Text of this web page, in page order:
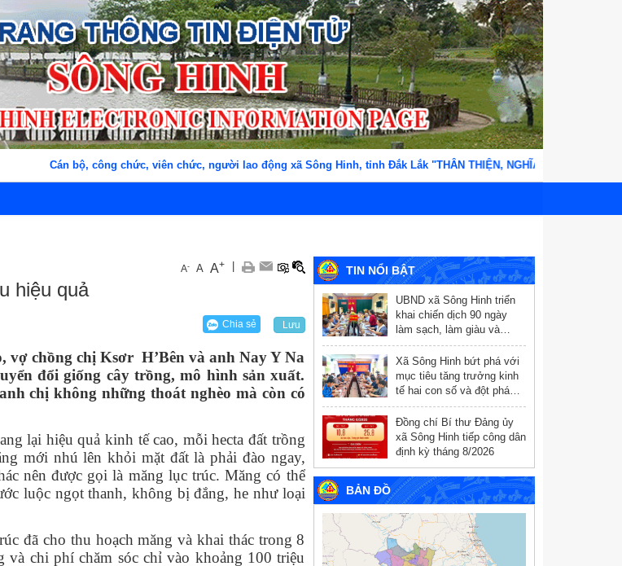
bộ, công chức, viên chức, người lao động xã Sông Hinh, tỉnh Đắk Lắk "THÂN THIỆN, NGHĨA TÌNH, TẬN TỤY, TRÁCH
A- A A+
hiệu quả
Chia sẻ Lưu
vợ chồng chị Ksơr H’Bên và anh Nay Y Na
đổi giống cây trồng, mô hình sản xuất.
chị không những thoát nghèo mà còn có
lại hiệu quả kinh tế cao, mỗi hecta đất trồng
mới nhú lên khỏi mặt đất là phải đào ngay,
nên được gọi là măng lục trúc. Măng có thể
luộc ngọt thanh, không bị đắng, he như loại
đã cho thu hoạch măng và khai thác trong 8
chi phí chăm sóc chỉ vào khoảng 100 triệu
TIN NỔI BẬT
UBND xã Sông Hinh triển
khai chiến dịch 90 ngày
làm sạch, làm giàu và
chuẩn hóa dữ liệu y tế
Xã Sông Hinh bứt phá với
mục tiêu tăng trưởng kinh
tế hai con số và đột phá
chuyển đổi số
Đồng chí Bí thư Đảng ủy
xã Sông Hinh tiếp công dân
định kỳ tháng 8/2026
BẢN ĐỒ